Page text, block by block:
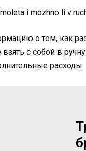
о том, как
с собой в
расходы.